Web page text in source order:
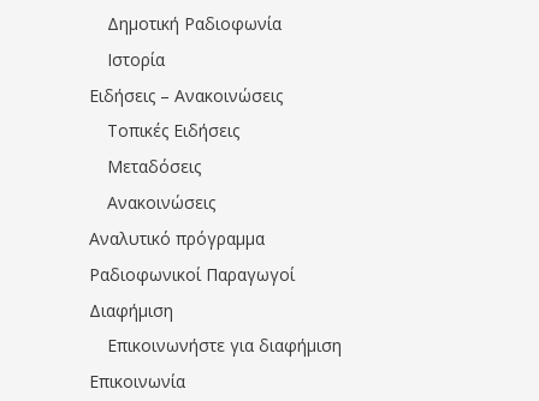
Δημοτική Ραδιοφωνία
Ιστορία
Ειδήσεις – Ανακοινώσεις
Τοπικές Ειδήσεις
Μεταδόσεις
Ανακοινώσεις
Αναλυτικό πρόγραμμα
Ραδιοφωνικοί Παραγωγοί
Διαφήμιση
Επικοινωνήστε για διαφήμιση
Επικοινωνία